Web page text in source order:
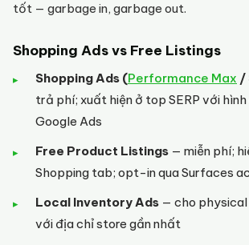
tốt — garbage in, garbage out.
Shopping Ads vs Free Listings
Shopping Ads (Performance Max /
trả phí; xuất hiện ở top SERP với
Google Ads
Free Product Listings — miễn phí;
Shopping tab; opt-in qua Surfaces
Local Inventory Ads — cho physical
với địa chỉ store gần nhất